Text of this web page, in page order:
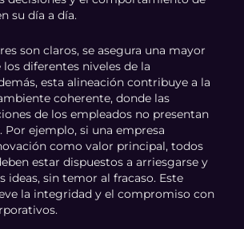
su día a día.
son claros, se asegura una mayor
diferentes niveles de la
esta alineación contribuye a la
coherente, donde las
de los empleados no presentan
Por ejemplo, si una empresa
como valor principal, todos
estar dispuestos a arriesgarse y
ideas, sin temor al fracaso. Este
la integridad y el compromiso con